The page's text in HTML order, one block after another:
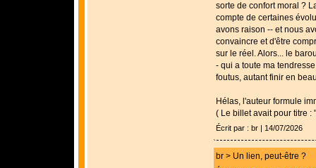
sorte de confort moral ?
compte de certaines
avons raison -- et nous
convaincre et d'être
sur le réel. Alors... le
- qui a toute ma
foutus, autant finir en
Hélas, l'auteur formule
( Le billet avait pour titre :
Écrit par : br | 14/07/2026
br > Un lien, peut-être ?